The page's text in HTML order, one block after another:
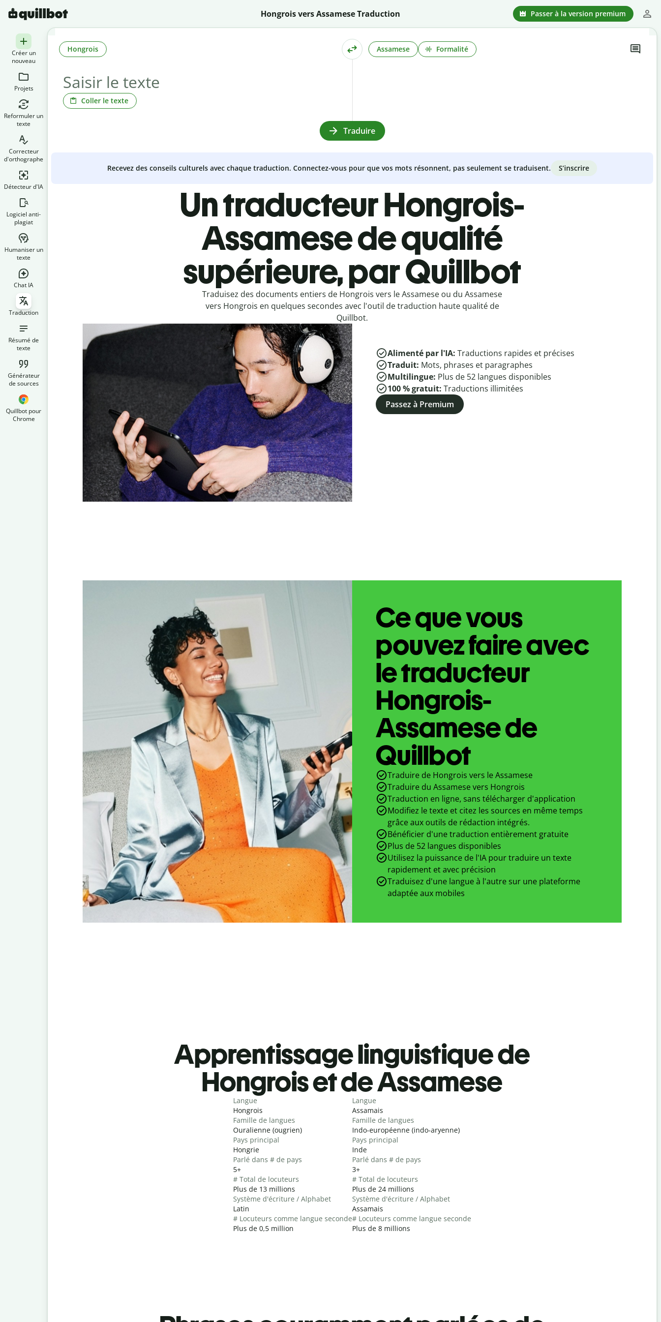
Hongrois vers Assamese Traduction Passer à la version premium
Créer un
nouveau
Projets
Reformuler un
texte
Correcteur
d'orthographe
Détecteur d'IA
Logiciel anti-
plagiat
Humaniser un
texte
Chat IA
Traduction
Résumé de
texte
Générateur
de sources
Quillbot pour
Chrome
Coller le texte
Hongrois Assamese Formalité
Traduire
Recevez des conseils culturels avec chaque traduction. Connectez-vous pour que vos mots résonnent, pas seulement se traduisent. S’inscrire
Un traducteur Hongrois-
Assamese de qualité
supérieure, par Quillbot
Traduisez des documents entiers de Hongrois vers le Assamese ou du Assamese
vers Hongrois en quelques secondes avec l'outil de traduction haute qualité de
Quillbot.
Alimenté par l'IA: Traductions rapides et précises
Traduit: Mots, phrases et paragraphes
Multilingue: Plus de 52 langues disponibles
100 % gratuit: Traductions illimitées
Passez à Premium
Ce que vous
pouvez faire avec
le traducteur
Hongrois-
Assamese de
Quillbot
Traduire de Hongrois vers le Assamese
Traduire du Assamese vers Hongrois
Traduction en ligne, sans télécharger d'application
Modifiez le texte et citez les sources en même temps
grâce aux outils de rédaction intégrés.
Bénéficier d'une traduction entièrement gratuite
Plus de 52 langues disponibles
Utilisez la puissance de l'IA pour traduire un texte
rapidement et avec précision
Traduisez d'une langue à l'autre sur une plateforme
adaptée aux mobiles
Apprentissage linguistique de
Hongrois et de Assamese
Langue
Hongrois
Famille de langues
Ouralienne (ougrien)
Pays principal
Hongrie
Parlé dans # de pays
5+
# Total de locuteurs
Plus de 13 millions
Système d'écriture / Alphabet
Latin
# Locuteurs comme langue seconde
Plus de 0,5 million
Langue
Assamais
Famille de langues
Indo-européenne (indo-aryenne)
Pays principal
Inde
Parlé dans # de pays
3+
# Total de locuteurs
Plus de 24 millions
Système d'écriture / Alphabet
Assamais
# Locuteurs comme langue seconde
Plus de 8 millions